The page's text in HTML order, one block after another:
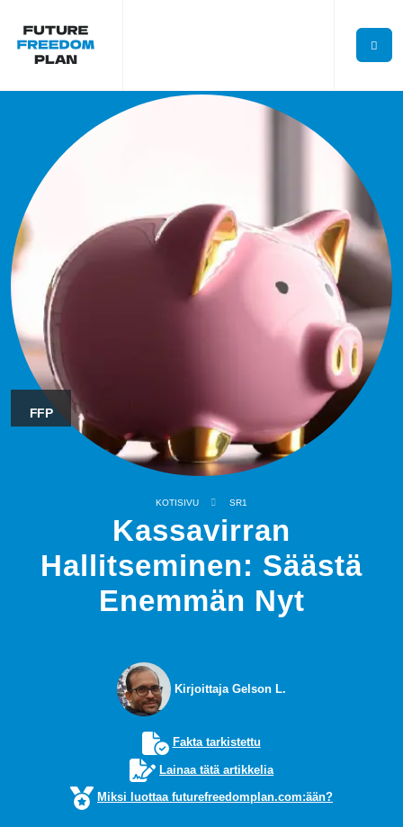
FFP
KOTISIVU SR1
Kassavirran
Hallitseminen: Säästä
Enemmän Nyt
Kirjoittaja Gelson L.
Fakta tarkistettu
Lainaa tätä artikkelia
Miksi luottaa futurefreedomplan.com:ään?